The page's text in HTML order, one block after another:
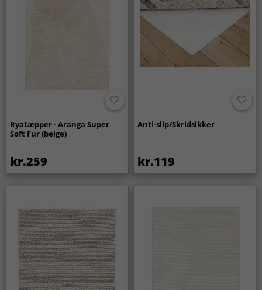
Ryatæpper - Aranga Super
Soft Fur (beige)
kr.259
Anti-slip/Skridsikker
kr.119